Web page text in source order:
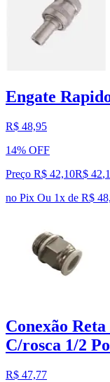
Engate
R$ 48,95
14% OFF
Preço R$ 42,10R$ 42,
no Pix Ou 1x de R$
Conexão
C/rosca 1/2
R$ 47,77